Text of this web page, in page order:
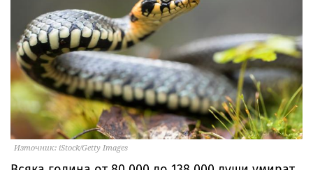
Източник: iStock/Getty Images